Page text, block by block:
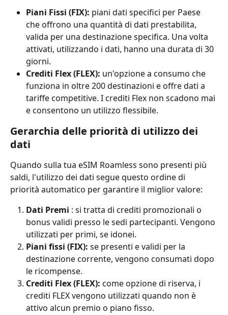
Piani Fissi (FIX): piani dati specifici per Paese
che offrono una quantità di dati prestabilita,
valida per una destinazione specifica. Una volta
attivati, utilizzando i dati, hanno una durata di 30
giorni.
Crediti Flex (FLEX): un'opzione a consumo che
funziona in oltre 200 destinazioni e offre dati a
tariffe competitive. I crediti Flex non scadono mai
e consentono un utilizzo flessibile.
Gerarchia delle priorità di utilizzo dei
dati
Quando sulla tua eSIM Roamless sono presenti più
saldi, l'utilizzo dei dati segue questo ordine di
priorità automatico per garantire il miglior valore:
Dati Premi : si tratta di crediti promozionali o
bonus validi presso le sedi partecipanti. Vengono
utilizzati per primi, se idonei.
Piani fissi (FIX): se presenti e validi per la
destinazione corrente, vengono consumati dopo
le ricompense.
Crediti Flex (FLEX): come opzione di riserva, i
crediti FLEX vengono utilizzati quando non è
attivo alcun premio o piano fisso.